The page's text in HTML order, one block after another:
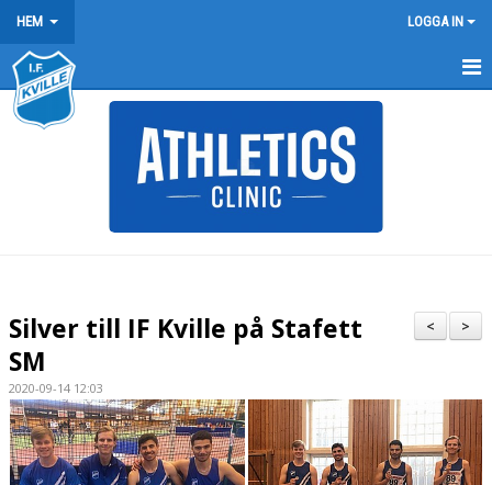
HEM LOGGA IN
HEM
ARRANGEMANG
KLUBBREKORD
KLÄDER
>
<
Silver till IF Kville på Stafett
SM
2020-09-14 12:03